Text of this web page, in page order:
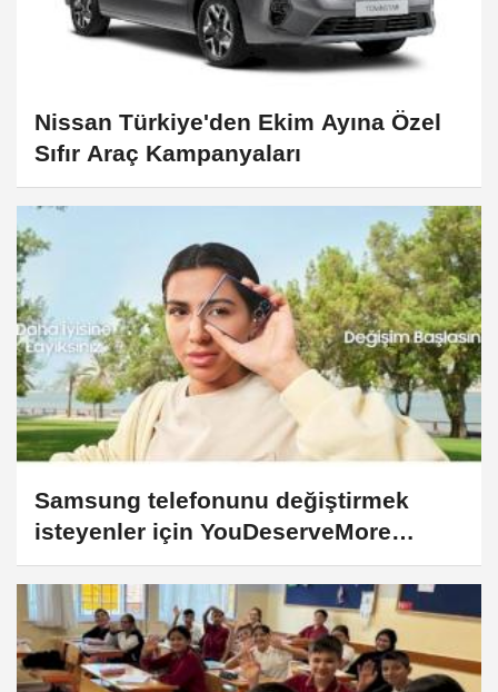
Nissan Türkiye'den Ekim Ayına Özel
Sıfır Araç Kampanyaları
Samsung telefonunu değiştirmek
isteyenler için YouDeserveMore
kampanyasını başlattı